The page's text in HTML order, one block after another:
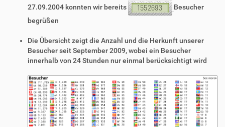
27.09.2004 konnten wir bereits
Besucher
begrüßen
Die Übersicht zeigt die Anzahl und die Herkunft unserer
Besucher seit September 2009, wobei ein Besucher
innerhalb von 24 Stunden nur einmal berücksichtigt wird